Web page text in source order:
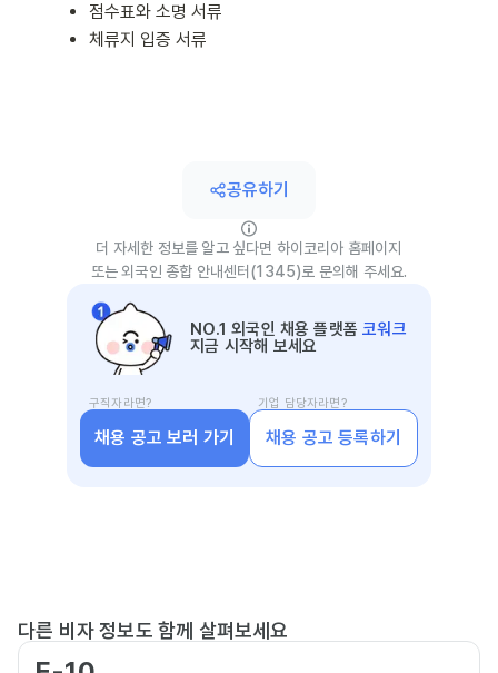
점수표와 소명 서류
체류지 입증 서류
공유하기
더 자세한 정보를 알고 싶다면 하이코리아 홈페이지
또는 외국인 종합 안내센터(1345)로 문의해 주세요.
NO.1 외국인 채용 플랫폼코워크
지금 시작해 보세요
구직자라면?
채용 공고 보러 가기
기업 담당자라면?
채용 공고 등록하기
다른 비자 정보도 함께 살펴보세요